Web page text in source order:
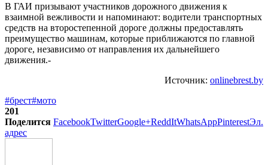
В ГАИ призывают участников дорожного движения к
взаимной вежливости и напоминают: водители транспортных
средств на второстепенной дороге должны предоставлять
преимущество машинам, которые приближаются по главной
дороге, независимо от направления их дальнейшего
движения.-
Источник: onlinebrest.by
#брест#мото
201
Поделится FacebookTwitterGoogle+ReddItWhatsAppPinterestЭл.
адрес